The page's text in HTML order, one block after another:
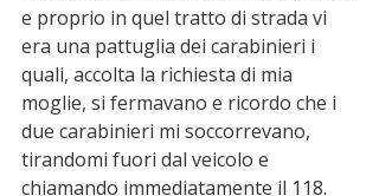
e proprio in quel tratto di strada vi
era una pattuglia dei carabinieri i
quali, accolta la richiesta di mia
moglie, si fermavano e ricordo che i
due carabinieri mi soccorrevano,
tirandomi fuori dal veicolo e
chiamando immediatamente il 118.